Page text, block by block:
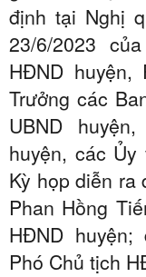
định tại Nghị
23/6/2023
HĐND huyện,
Trưởng các
UBND
huyện, các Ủy
Kỳ họp diễn
Phan Hồng
HĐND
Phó Chủ tịch